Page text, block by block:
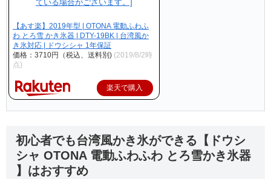
【あす楽】2019年型 | OTONA 電動ふわふ
わ とろ雪 かき氷器 | DTY-19BK | 台湾風か
き氷対応 | ドウシシャ 1年保証
価格：3710円（税込、送料別) (2019/8/2時
点)
楽天で購入
初心者でも台湾風かき氷ができる【ドウシ
シャ OTONA 電動ふわふわ とろ雪かき氷器
】はおすすめ